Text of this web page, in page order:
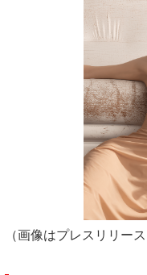
（画像はプレスリリース